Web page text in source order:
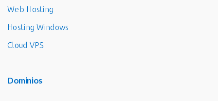
Web Hosting
Hosting Windows
Cloud VPS
Dominios